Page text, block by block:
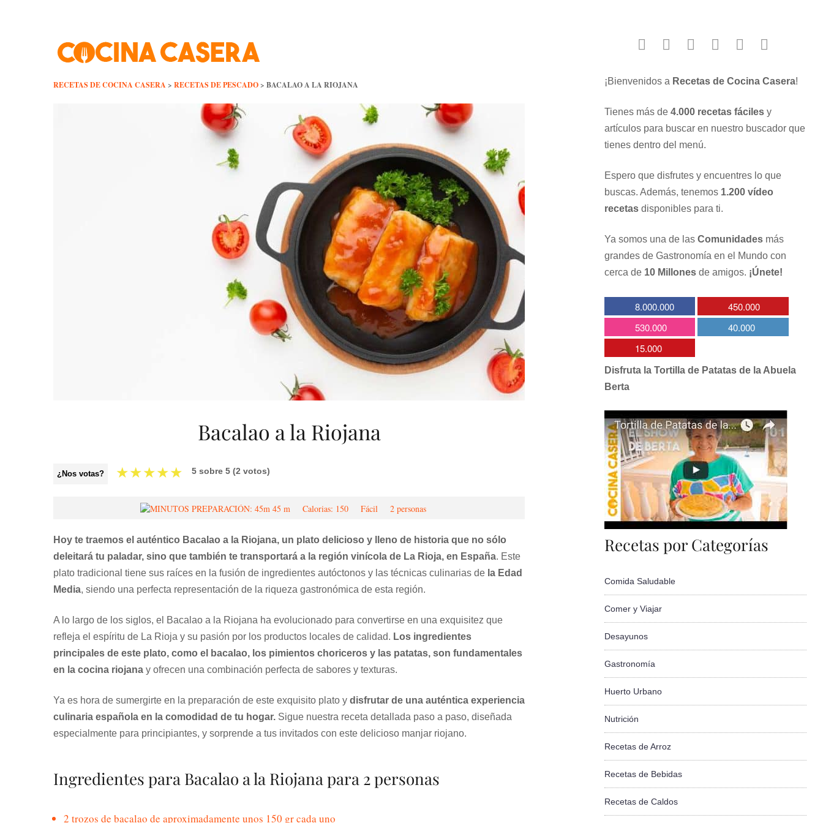
RECETAS DE COCINA CASERA > RECETAS DE PESCADO> BACALAO A LA RIOJANA
Bacalao a la Riojana
¿Nos votas? ★★★★★ 5 sobre 5 (2 votos)
45 m Calorias: 150 Fácil 2 personas
Hoy te traemos el auténtico Bacalao a la Riojana, un plato delicioso y lleno de historia que no sólo
deleitará tu paladar, sino que también te transportará a la región vinícola de La Rioja, en España. Este
plato tradicional tiene sus raíces en la fusión de ingredientes autóctonos y las técnicas culinarias de la Edad
Media, siendo una perfecta representación de la riqueza gastronómica de esta región.
A lo largo de los siglos, el Bacalao a la Riojana ha evolucionado para convertirse en una exquisitez que
refleja el espíritu de La Rioja y su pasión por los productos locales de calidad. Los ingredientes
principales de este plato, como el bacalao, los pimientos choriceros y las patatas, son fundamentales
en la cocina riojana y ofrecen una combinación perfecta de sabores y texturas.
Ya es hora de sumergirte en la preparación de este exquisito plato y disfrutar de una auténtica experiencia
culinaria española en la comodidad de tu hogar. Sigue nuestra receta detallada paso a paso, diseñada
especialmente para principiantes, y sorprende a tus invitados con este delicioso manjar riojano.
Ingredientes para Bacalao a la Riojana para 2 personas
2 trozos de bacalao de aproximadamente unos 150 gr cada uno
¡Bienvenidos a Recetas de Cocina Casera!
Tienes más de 4.000 recetas fácilesy
artículos para buscar en nuestro buscador que
tienes dentro del menú.
Espero que disfrutes y encuentres lo que
buscas. Además, tenemos 1.200 vídeo
recetasdisponibles para ti.
Ya somos una de las Comunidadesmás
grandes de Gastronomía en el Mundo con
cerca de 10 Millonesde amigos. ¡Únete!
8.000.000
450.000
530.000
40.000
15.000
Disfruta la Tortilla de Patatas de la Abuela
Berta
Recetas por Categorías
Comida Saludable
Comer y Viajar
Desayunos
Gastronomía
Huerto Urbano
Nutrición
Recetas de Arroz
Recetas de Bebidas
Recetas de Caldos